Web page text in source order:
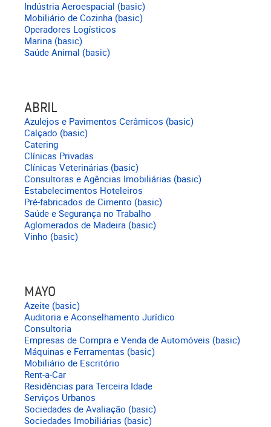
Indústria Aeroespacial (basic)
Mobiliário de Cozinha (basic)
Operadores Logísticos
Marina (basic)
Saúde Animal (basic)
ABRIL
Azulejos e Pavimentos Cerâmicos (basic)
Calçado (basic)
Catering
Clínicas Privadas
Clínicas Veterinárias (basic)
Consultoras e Agências Imobiliárias (basic)
Estabelecimentos Hoteleiros
Pré-fabricados de Cimento (basic)
Saúde e Segurança no Trabalho
Aglomerados de Madeira (basic)
Vinho (basic)
MAYO
Azeite (basic)
Auditoria e Aconselhamento Jurídico
Consultoria
Empresas de Compra e Venda de Automóveis (basic)
Máquinas e Ferramentas (basic)
Mobiliário de Escritório
Rent-a-Car
Residências para Terceira Idade
Serviços Urbanos
Sociedades de Avaliação (basic)
Sociedades Imobiliárias (basic)